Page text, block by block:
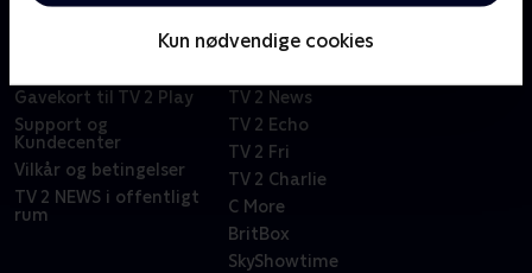
Kun nødvendige cookies
Priser og abonnement
Gavekort til TV 2 Play
Support og
Kundecenter
Vilkår og betingelser
TV 2 NEWS i offentligt
rum
TV 2
TV 2 News
TV 2 Echo
TV 2 Fri
TV 2 Charlie
C More
BritBox
SkyShowtime